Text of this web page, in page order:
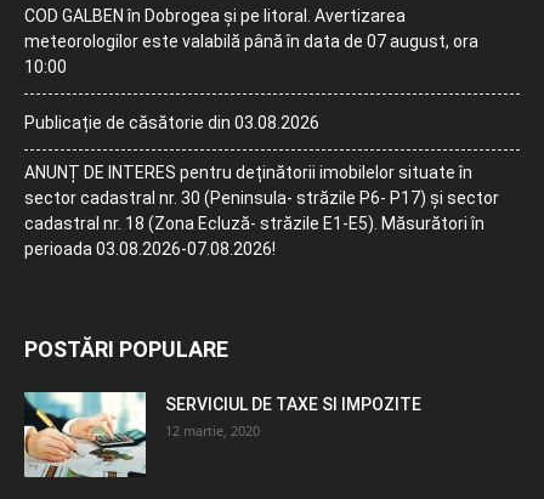
COD GALBEN în Dobrogea și pe litoral. Avertizarea
meteorologilor este valabilă până în data de 07 august, ora
10:00
Publicație de căsătorie din 03.08.2026
ANUNȚ DE INTERES pentru deținătorii imobilelor situate în
sector cadastral nr. 30 (Peninsula- străzile P6- P17) și sector
cadastral nr. 18 (Zona Ecluză- străzile E1-E5). Măsurători în
perioada 03.08.2026-07.08.2026!
POSTĂRI POPULARE
SERVICIUL DE TAXE SI IMPOZITE
12 martie, 2020